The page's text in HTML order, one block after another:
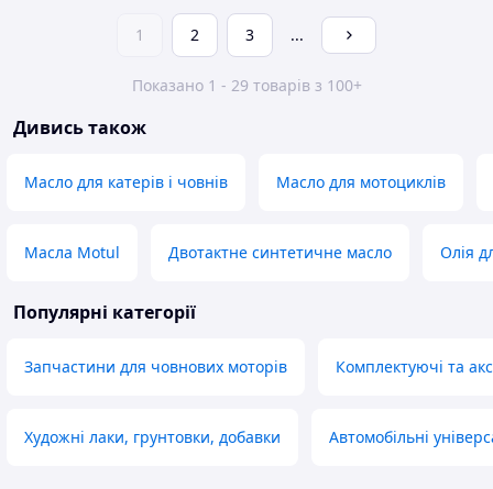
1 2 3 ...
Показано 1 - 29 товарів з 100+
Дивись також
Масло для катерів і човнів Масло для мотоциклів
Масла Motul Двотактне синтетичне масло Олія
Популярні категорії
Запчастини для човнових моторів Комплектуючі та
Художні лаки, грунтовки, добавки Автомобільні